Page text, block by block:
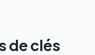
de clés